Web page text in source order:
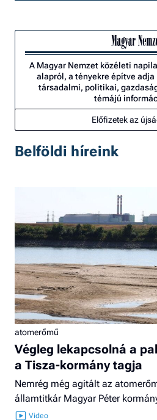
A Magyar Nemzet közéleti
alapról, a tényekre építve adja
társadalmi, politikai,
témájú
Előfizetek az
Belföldi híreink
atomerőmű
Végleg lekapcsolná a
a Tisza-kormány tagja
Nemrég még agitált az
államtitkár Magyar Péter